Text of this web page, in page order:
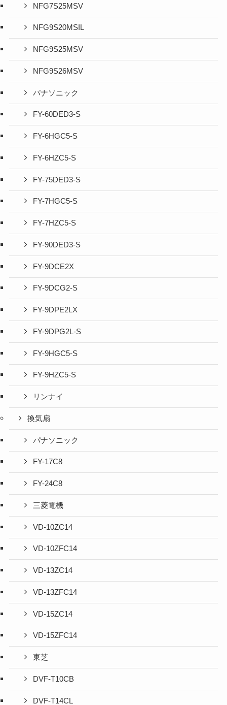
NFG7S25MSV
NFG9S20MSIL
NFG9S25MSV
NFG9S26MSV
パナソニック
FY-60DED3-S
FY-6HGC5-S
FY-6HZC5-S
FY-75DED3-S
FY-7HGC5-S
FY-7HZC5-S
FY-90DED3-S
FY-9DCE2X
FY-9DCG2-S
FY-9DPE2LX
FY-9DPG2L-S
FY-9HGC5-S
FY-9HZC5-S
リンナイ
換気扇
パナソニック
FY-17C8
FY-24C8
三菱電機
VD-10ZC14
VD-10ZFC14
VD-13ZC14
VD-13ZFC14
VD-15ZC14
VD-15ZFC14
東芝
DVF-T10CB
DVF-T14CL